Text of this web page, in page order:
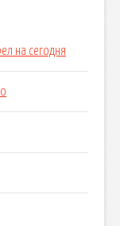
на сегодня